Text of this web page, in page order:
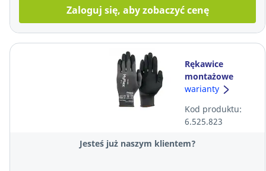
Zaloguj się, aby zobaczyć cenę
Rękawice
montażowe
powleczone
Ansell HyFlex 11-
840, R9, para
warianty
Kod produktu:
6.525.823
Jesteś już naszym klientem?